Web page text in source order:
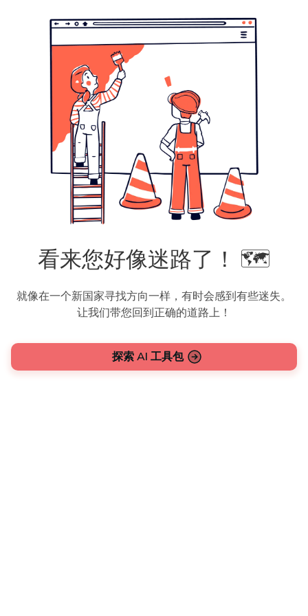
看来您好像迷路了！ 🗺️
就像在一个新国家寻找方向一样，有时会感到有些迷失。
让我们带您回到正确的道路上！
探索 AI 工具包